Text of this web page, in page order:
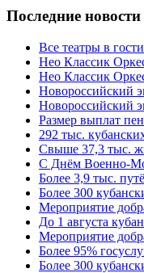
Последние новости
Все театры в
Нео Классик
Нео Классик
Новороссийский
Новороссийский
Размер выплат
292 тыс.
Свыше 37,3 тыс.
C Днём Военно-
Более 3,9 тыс.
Более 300
Мероприятие
До 1 августа
Мероприятие
Более 95%
Более 300